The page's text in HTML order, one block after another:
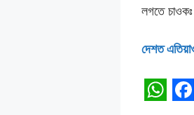
লগতে চাওকঃ
দেশত